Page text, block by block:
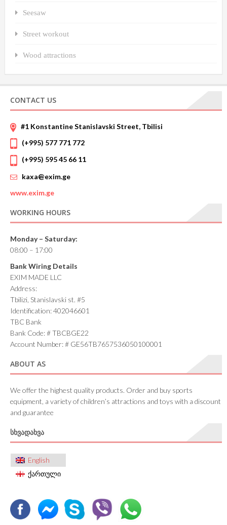
Seesaw
Street workout
Wood attractions
CONTACT US
#1 Konstantine Stanislavski Street, Tbilisi
(+995) 577 771 772
(+995) 595 45 66 11
kaxa@exim.ge
www.exim.ge
WORKING HOURS
Monday – Saturday:
08:00 – 17:00
Bank Wiring Details
EXIM MADE LLC
Address:
Tbilizi, Stanislavski st. #5
Identification: 402046601
TBC Bank
Bank Code: # TBCBGE22
Account Number: # GE56TB7657536050100001
ABOUT AS
We offer the highest quality products. Order and buy sports
equipment, a variety of children’s attractions and toys with a discount
and guarantee
ᲡᲮᲕᲐᲓᲐᲮᲕᲐ
English
ქართული